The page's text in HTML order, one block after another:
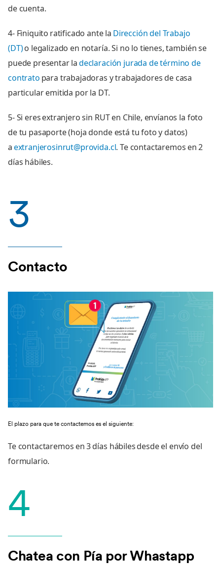
de cuenta.
4- Finiquito ratificado ante la Dirección del Trabajo
(DT)o legalizado en notaría. Si no lo tienes, también se
puede presentar ladeclaración jurada de término de
contrato para trabajadoras y trabajadores de casa
particular emitida por la DT.
5- Si eres extranjero sin RUT en Chile, envíanos la foto
de tu pasaporte (hoja donde está tu foto y datos)
aextranjerosinrut@provida.cl. Te contactaremos en 2
días hábiles.
3
Contacto
El plazo para que te contactemos es el siguiente:
Te contactaremos en 3 días hábiles desde el envío del
formulario.
4
Chatea con Pía por Whastapp